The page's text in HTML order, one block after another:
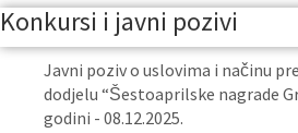
Konkursi i javni pozivi
Javni poziv o uslovima i načinu
dodjelu “Šestoaprilske nagrade
godini - 08.12.2025.